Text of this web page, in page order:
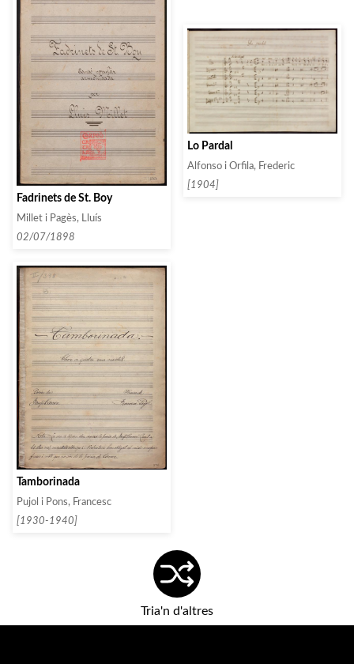
Fadrinets de St. Boy
Millet i Pagès, Lluís
02/07/1898
Lo Pardal
Alfonso i Orfila, Frederic
[1904]
Tamborinada
Pujol i Pons, Francesc
[1930-1940]
Tria'n d'altres